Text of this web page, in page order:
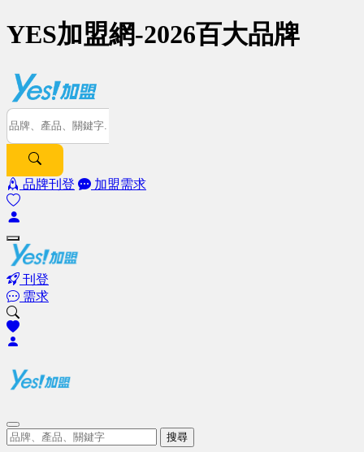
YES加盟網-2026百大品牌
品牌刊登 加盟需求
刊登
需求
搜尋